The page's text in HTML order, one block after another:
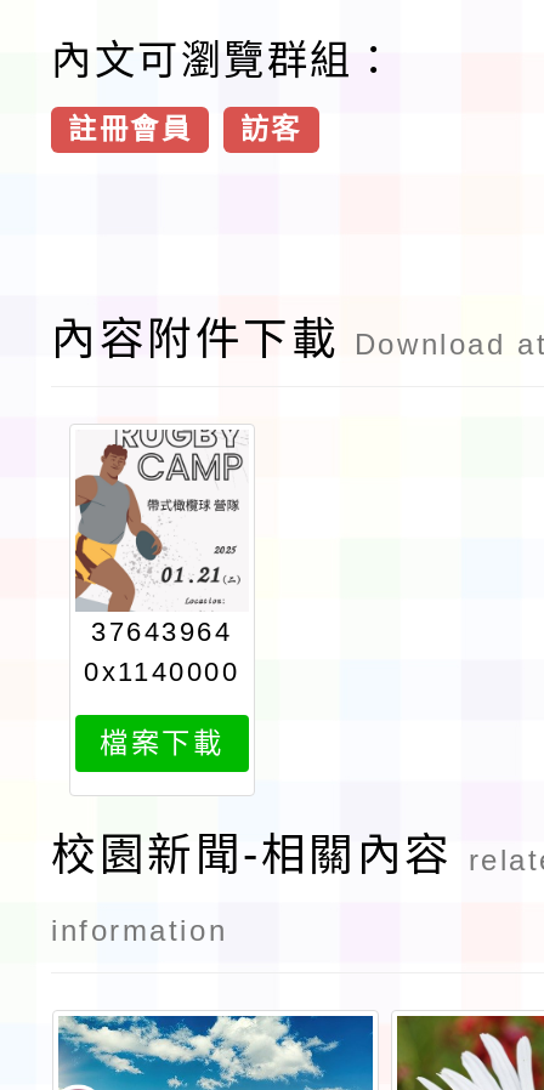
內文可瀏覽群組：
註冊會員 訪客
內容附件下載 Download
37643964
0x1140000
095attach
1
檔案下載
校園新聞-相關內容
information